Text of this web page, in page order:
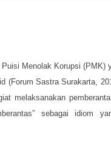
Menolak Korupsi (PMK)
(Forum Sastra Surakarta,
melaksanakan
sebagai idiom